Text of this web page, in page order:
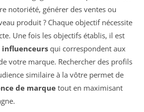
notoriété, générer des ventes ou
produit ? Chaque objectif nécessite
Une fois les objectifs établis, il est
influenceurs qui correspondent aux
votre marque. Rechercher des profils
similaire à la vôtre permet de
de marque tout en maximisant